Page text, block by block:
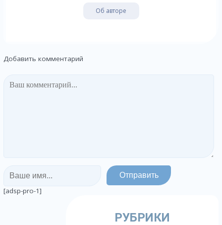
Об авторе
Добавить комментарий
[adsp-pro-1]
РУБРИКИ